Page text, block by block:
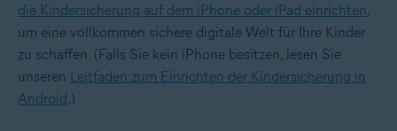
die Kindersicherung auf dem iPhone oder iPad einrichten ,
um eine vollkommen sichere digitale Welt für Ihre Kinder
zu schaffen. (Falls Sie kein iPhone besitzen, lesen Sie
unseren Leitfaden zum Einrichten der Kindersicherung in
Android.)